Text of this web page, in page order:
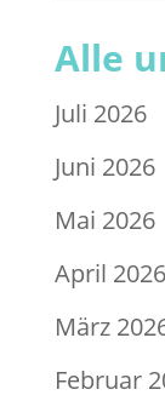
Alle
Juli 2026
Juni 2026
Mai 2026
April 2026
März
Februar